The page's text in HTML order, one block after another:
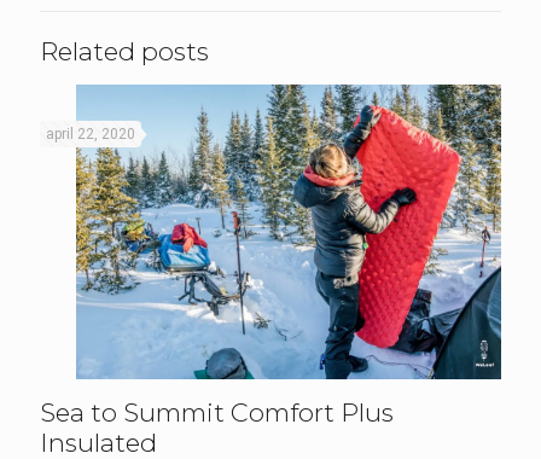
Related posts
april 22, 2020
Sea to Summit Comfort Plus
Insulated